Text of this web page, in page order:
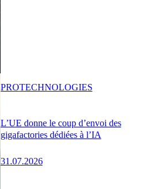
L’UE donne le coup d’envoi des
gigafactories dédiées à l’IA
31.07.2026
PROTECHNOLOGIES